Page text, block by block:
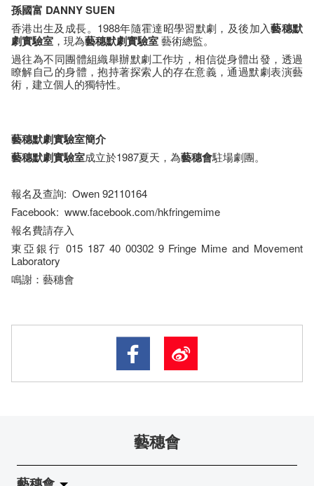
孫國富 DANNY SUEN
香港出生及成長。1988年隨霍達昭學習默劇，及後加入藝穗默
劇實驗室 ，現為藝穗默劇實驗室藝術總監。
過往為不同團體組織舉辦默劇工作坊，相信從身體出發，透過
瞭解自己的身體，抱持著探索人的存在意義，通過默劇表演藝
術，建立個人的獨特性。
藝穗默劇實驗室簡介
藝穗默劇實驗室成立於1987夏天，為藝穗會駐場劇團。
報名及查詢: Owen 92110164
Facebook: www.facebook.com/hkfringemime
報名費請存入
東亞銀行 015 187 40 00302 9 Fringe Mime and Movement
Laboratory
鳴謝：藝穗會
藝穗會